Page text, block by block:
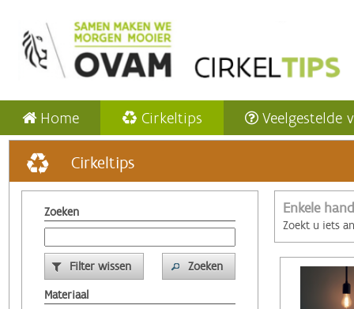
Home Cirkeltips Veelgestelde
Cirkeltips
Zoeken
Filter wissen
Zoeken
Materiaal
Enkele
Zoekt u iets